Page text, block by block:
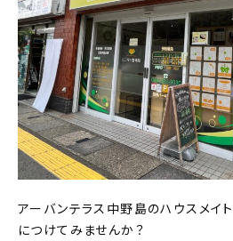
アーバンテラス中野島のハウスメイ
につけてみませんか？